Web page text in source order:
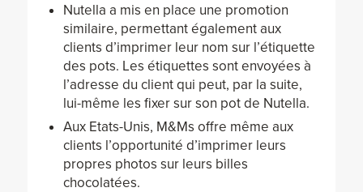
Nutella a mis en place une promotion
similaire, permettant également aux
clients d’imprimer leur nom sur l’étiquette
des pots. Les étiquettes sont envoyées à
l’adresse du client qui peut, par la suite,
lui-même les fixer sur son pot de Nutella.
Aux Etats-Unis, M&Ms offre même aux
clients l’opportunité d’imprimer leurs
propres photos sur leurs billes
chocolatées.